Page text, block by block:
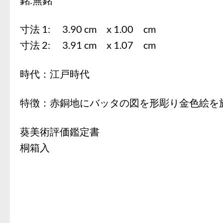
寸法 1: 3.90 cm x 1.00 cm
寸法 2: 3.91 cm x 1.07 cm
時代：江戸時代
特徴：赤銅地にバッタの図を形彫り金色絵を
葵美術評価鑑定書
桐箱入